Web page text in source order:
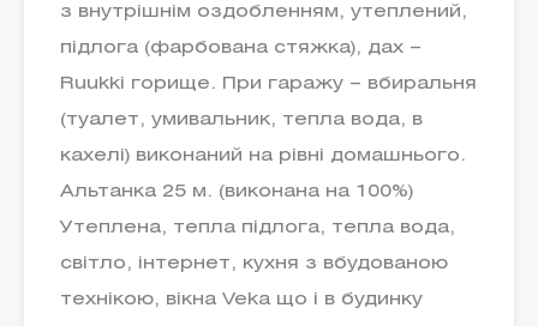
з внутрішнім оздобленням, утеплений,
підлога (фарбована стяжка), дах –
Ruukki горище. При гаражу – вбиральня
(туалет, умивальник, тепла вода, в
кахелі) виконаний на рівні домашнього.
Альтанка 25 м. (виконана на 100%)
Утеплена, тепла підлога, тепла вода,
світло, інтернет, кухня з вбудованою
технікою, вікна Veka що і в будинку